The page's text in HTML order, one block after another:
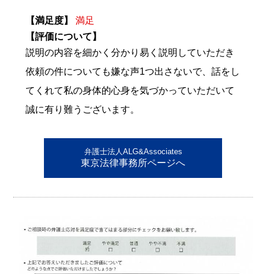
【満足度】
満足
【評価について】
説明の内容を細かく分かり易く説明していただき
依頼の件についても嫌な声1つ出さないで、話をし
てくれて私の身体的心身を気づかっていただいて
誠に有り難うございます。
弁護士法人ALG&Associates
東京法律事務所ページへ